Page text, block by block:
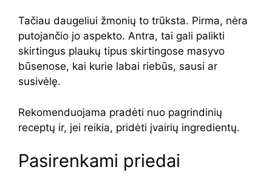
Tačiau daugeliui žmonių to trūksta. Pirma, nėra
putojančio jo aspekto. Antra, tai gali palikti
skirtingus plaukų tipus skirtingose ​​masyvo
būsenose, kai kurie labai riebūs, sausi ar
susivėlę.
Rekomenduojama pradėti nuo pagrindinių
receptų ir, jei reikia, pridėti įvairių ingredientų.
Pasirenkami priedai